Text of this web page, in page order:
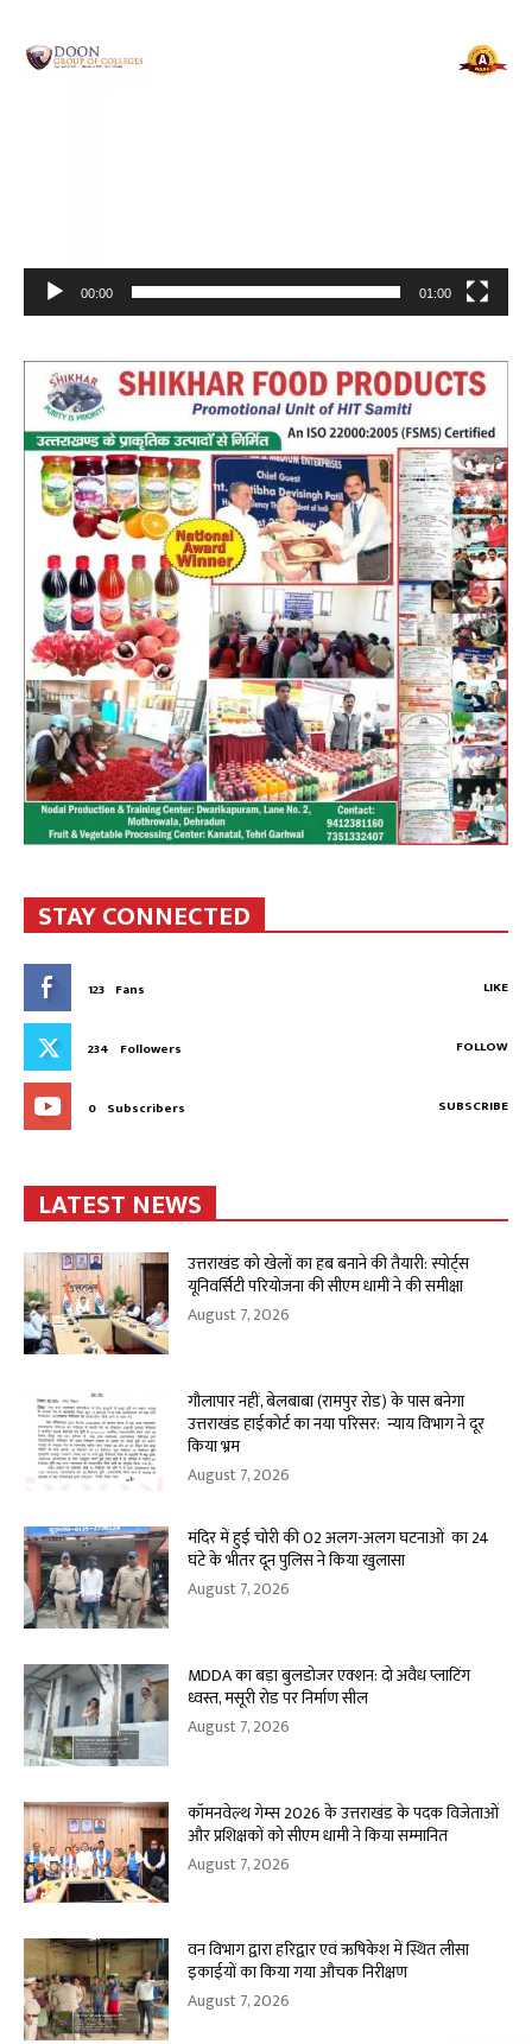
Video
Player
00:00 01:00
STAY CONNECTED
123 Fans LIKE
234 Followers FOLLOW
0 Subscribers SUBSCRIBE
LATEST NEWS
उत्तराखंड को खेलों का हब बनाने की तैयारी: स्पोर्ट्स
यूनिवर्सिटी परियोजना की सीएम धामी ने की समीक्षा
August 7, 2026
गौलापार नहीं, बेलबाबा (रामपुर रोड) के पास बनेगा
उत्तराखंड हाईकोर्ट का नया परिसर: न्याय विभाग ने दूर
किया भ्रम
August 7, 2026
मंदिर में हुई चोरी की 02 अलग-अलग घटनाओं का 24
घंटे के भीतर दून पुलिस ने किया खुलासा
August 7, 2026
MDDA का बड़ा बुलडोजर एक्शन: दो अवैध प्लाटिंग
ध्वस्त, मसूरी रोड पर निर्माण सील
August 7, 2026
कॉमनवेल्थ गेम्स 2026 के उत्तराखंड के पदक विजेताओं
और प्रशिक्षकों को सीएम धामी ने किया सम्मानित
August 7, 2026
वन विभाग द्वारा हरिद्वार एवं ऋषिकेश में स्थित लीसा
इकाईयों का किया गया औचक निरीक्षण
August 7, 2026